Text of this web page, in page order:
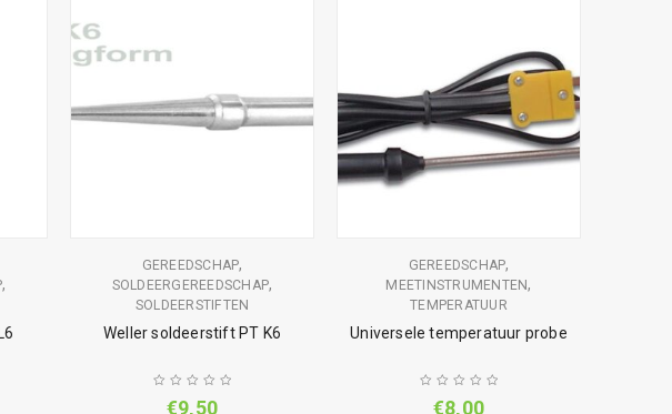
,
GEREEDSCHAP,
SOLDEERGEREEDSCHAP,
SOLDEERSTIFTEN
Weller soldeerstift PT K6
€9,50
GEREEDSCHAP,
MEETINSTRUMENTEN,
TEMPERATUUR
Universele temperatuur probe
€8,00